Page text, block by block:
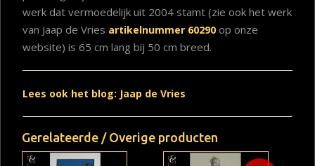
werk dat vermoedelijk uit 2004 stamt (zie ook het werk
van Jaap de Vries artikelnummer 60290 op onze
website) is 65 cm lang bij 50 cm breed.
Lees ook het blog: Jaap de Vries
Gerelateerde / Overige producten